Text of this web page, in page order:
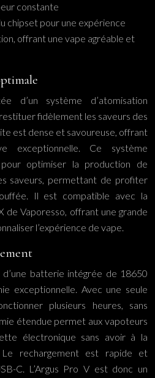
constante
chipset pour une expérience
offrant une vape agréable et
d’un système d’atomisation
fidèlement les saveurs des
est dense et savoureuse, offrant
exceptionnelle. Ce système
optimiser la production de
saveurs, permettant de profiter
Il est compatible avec la
de Vaporesso, offrant une grande
l’expérience de vape.
d’une batterie intégrée de 18650
exceptionnelle. Avec une seule
plusieurs heures, sans
étendue permet aux vapoteurs
électronique sans avoir à la
Le rechargement est rapide et
C. L’Argus Pro V est donc un